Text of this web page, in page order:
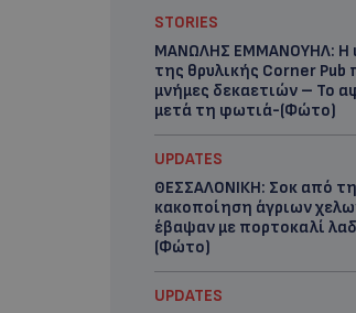
STORIES
ΜΑΝΩΛΗΣ ΕΜΜΑΝΟΥΗΛ: Η
της θρυλικής Corner Pub
μνήμες δεκαετιών – Το
μετά τη φωτιά-(Φώτο)
UPDATES
ΘΕΣΣΑΛΟΝΙΚΗ: Σοκ από
κακοποίηση άγριων
έβαψαν με πορτοκαλί
(Φώτο)
UPDATES